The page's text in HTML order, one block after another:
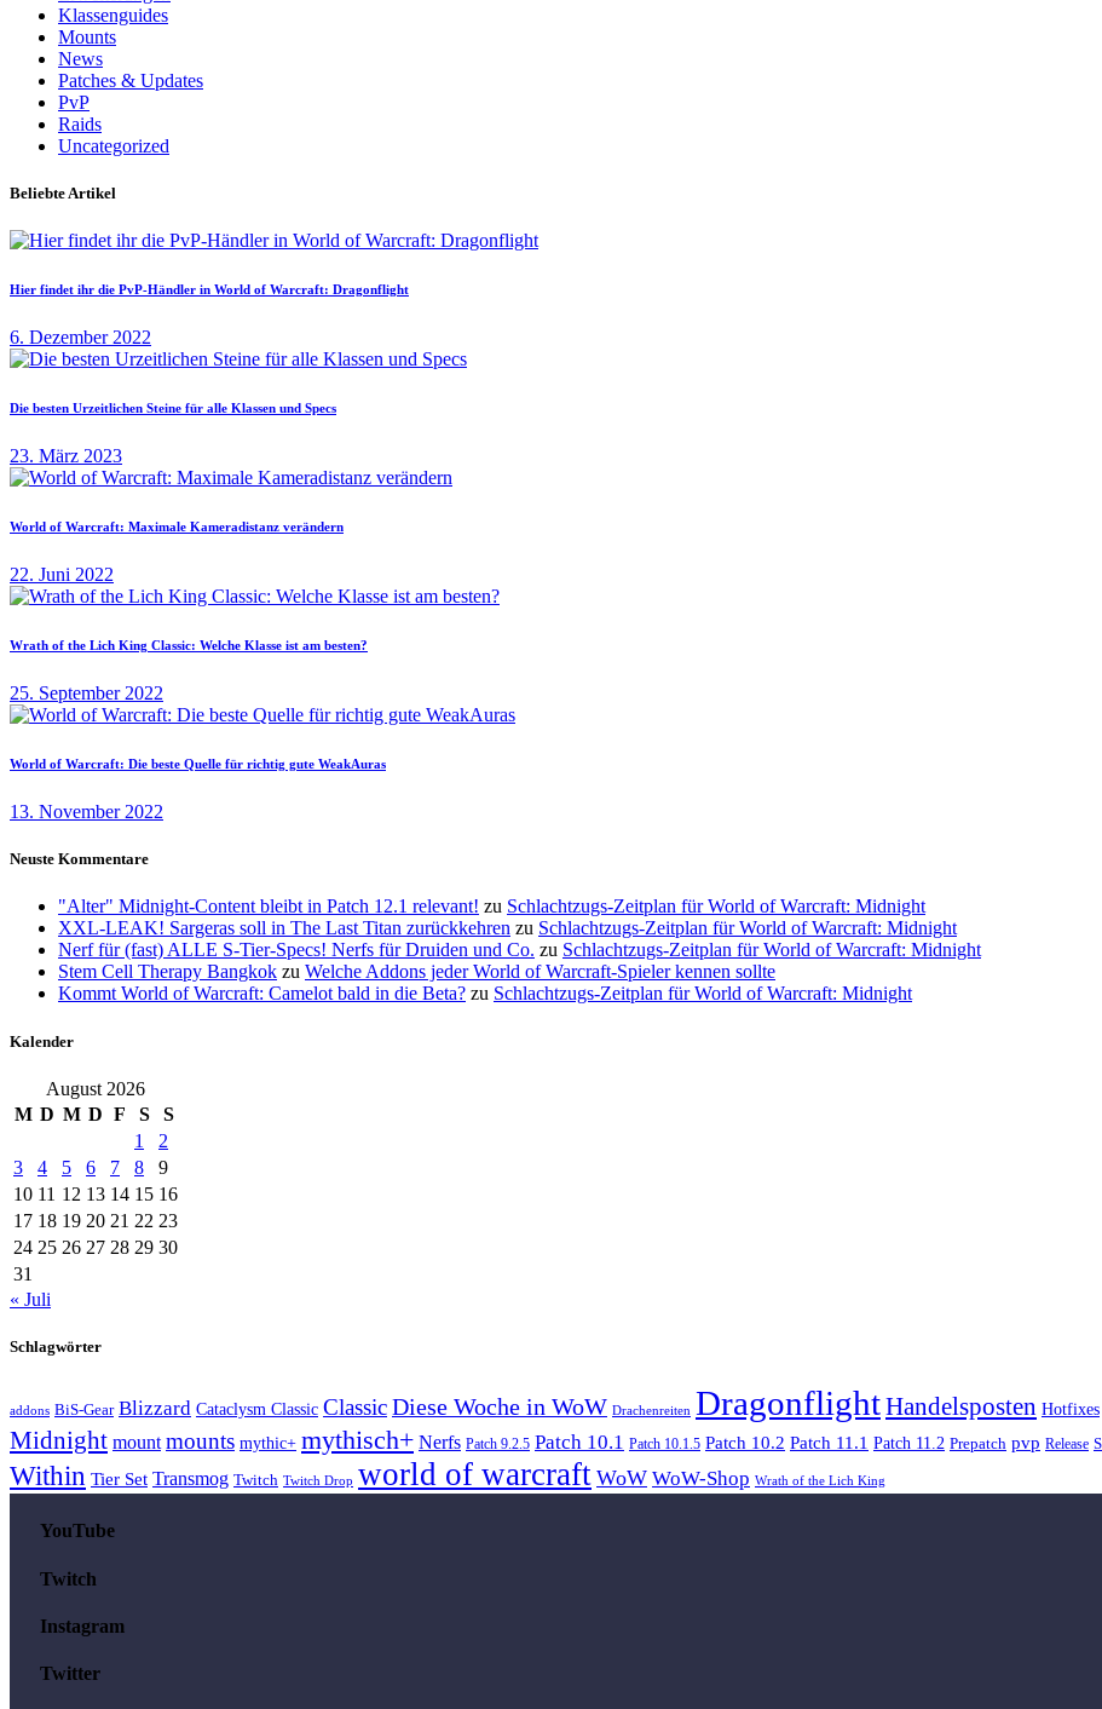
Klassenguides
Mounts
News
Patches & Updates
PvP
Raids
Uncategorized
Beliebte Artikel
Hier findet ihr die PvP-Händler in World of Warcraft: Dragonflight
6. Dezember 2022
Die besten Urzeitlichen Steine für alle Klassen und Specs
23. März 2023
World of Warcraft: Maximale Kameradistanz verändern
22. Juni 2022
Wrath of the Lich King Classic: Welche Klasse ist am besten?
25. September 2022
World of Warcraft: Die beste Quelle für richtig gute WeakAuras
13. November 2022
Neuste Kommentare
"Alter" Midnight-Content bleibt in Patch 12.1 relevant! zu Schlachtzugs-Zeitplan für World of Warcraft: Midnight
XXL-LEAK! Sargeras soll in The Last Titan zurückkehren zu Schlachtzugs-Zeitplan für World of Warcraft: Midnight
Nerf für (fast) ALLE S-Tier-Specs! Nerfs für Druiden und Co. zu Schlachtzugs-Zeitplan für World of Warcraft: Midnight
Stem Cell Therapy Bangkok zu Welche Addons jeder World of Warcraft-Spieler kennen sollte
Kommt World of Warcraft: Camelot bald in die Beta? zu Schlachtzugs-Zeitplan für World of Warcraft: Midnight
Kalender
August 2026
M D M D F S
S
1
2
3
4 5 6 7 8
9
10 11 12 13 14 15 16
17 18 19 20 21 22 23
24 25 26 27 28 29 30
31
« Juli
Schlagwörter
addons BiS-Gear Blizzard Cataclysm Classic ClassicDiese Woche in WoW Drachenreiten DragonflightHandelsposten Hotfixes
Midnight mount mounts mythic+ mythisch+ Nerfs Patch 9.2.5 Patch 10.1 Patch 10.1.5 Patch 10.2 Patch 11.1 Patch 11.2 Prepatch pvp Release
Within Tier Set Transmog Twitch Twitch Drop world of warcraft WoW WoW-Shop Wrath of the Lich King
YouTube
Twitch
Instagram
Twitter